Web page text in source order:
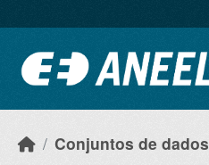
Conjuntos de dados